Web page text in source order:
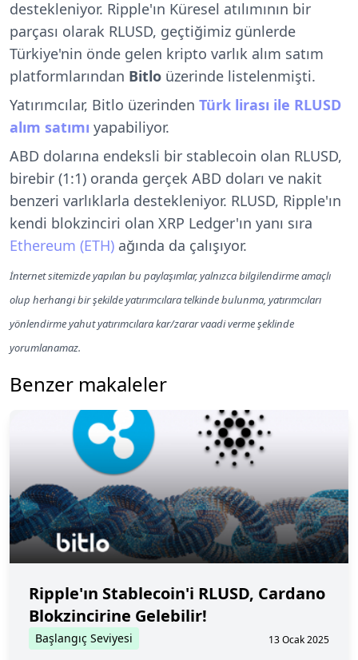
destekleniyor. Ripple'ın Küresel atılımının bir
parçası olarak RLUSD, geçtiğimiz günlerde
Türkiye'nin önde gelen kripto varlık alım satım
platformlarından Bitlo üzerinde listelenmişti.
Yatırımcılar, Bitlo üzerinden Türk lirası ile RLUSD
alım satımı yapabiliyor.
ABD dolarına endeksli bir stablecoin olan RLUSD,
birebir (1:1) oranda gerçek ABD doları ve nakit
benzeri varlıklarla destekleniyor. RLUSD, Ripple'ın
kendi blokzinciri olan XRP Ledger'ın yanı sıra
Ethereum (ETH) ağında da çalışıyor.
İnternet sitemizde yapılan bu paylaşımlar, yalnızca bilgilendirme amaçlı
olup herhangi bir şekilde yatırımcılara telkinde bulunma, yatırımcıları
yönlendirme yahut yatırımcılara kar/zarar vaadi verme şeklinde
yorumlanamaz.
Benzer makaleler
Ripple'ın Stablecoin'i RLUSD, Cardano
Blokzincirine Gelebilir!
Başlangıç Seviyesi 13 Ocak 2025